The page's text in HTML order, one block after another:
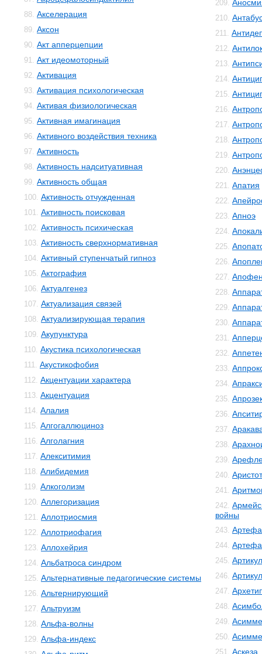
88. Акселерация
89. Аксон
90. Акт апперцепции
91. Акт идеомоторный
92. Активация
93. Активация психологическая
94. Активая физиологическая
95. Активная имагинация
96. Активного воздействия техника
97. Активность
98. Активность надситуативная
99. Активность общая
100. Активность отчужденная
101. Активность поисковая
102. Активность психическая
103. Активность сверхнормативная
104. Активный ступенчатый гипноз
105. Актография
106. Актуалгенез
107. Актуализация связей
108. Актуализирующая терапия
109. Акупунктура
110. Акустика психологическая
111. Акустикофобия
112. Акцентуации характера
113. Акцентуация
114. Алалия
115. Алгогаллюциноз
116. Алголагния
117. Алекситимия
118. Алибидемия
119. Алкоголизм
120. Аллегоризация
121. Аллотриосмия
122. Аллотриофагия
123. Аллохейрия
124. Альбатроса синдром
125. Альтернативные педагогические системы
126. Альтернирующий
127. Альтруизм
128. Альфа-волны
129. Альфа-индекс
209.
210.
211.
212.
213.
214.
215.
216.
217.
218.
219.
220.
221. Апатия
222.
223. Апноэ
224.
225.
226.
227.
228.
229.
230.
231.
232.
233.
234.
235.
236.
237.
238.
239.
240.
241.
242.
войны
243.
244.
245.
246.
247.
248.
249.
250.
251. Аскеза